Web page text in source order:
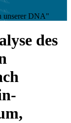
unserer DNA"
des